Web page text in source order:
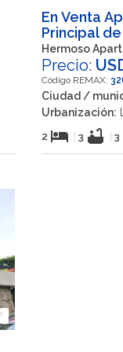
En Venta
Principal
Alameda,
del Rosario,
VEN
Hermoso
Precio:
Código REMAX:
Ciudad /
Urbanización:
2 hotel | 3 bathtub | 3